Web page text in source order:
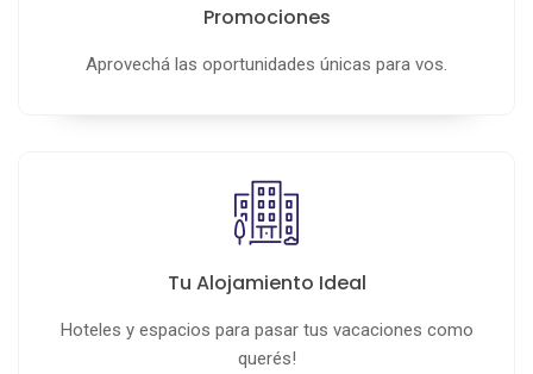
Promociones
Aprovechá las oportunidades únicas para vos.
Tu Alojamiento Ideal
Hoteles y espacios para pasar tus vacaciones como
querés!